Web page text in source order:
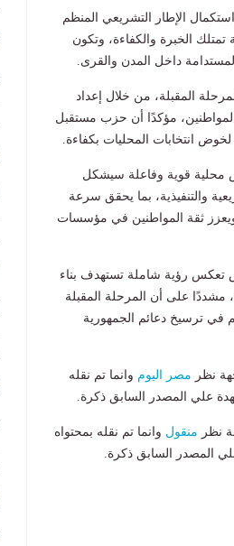
الإطار التشريعي المنظم
تمتلك الخبرة والكفاءة، وتكون
داخل المدن والقرى.
المقبلة، من خلال إعداد
المواطنين، مؤكدًا أن حزب مستقبل
لخوض انتخابات المحليات بكفاءة.
قوية وفاعلة سيشكل
والتنفيذية، بما يحقق سرعة
ويعزز ثقة المواطنين في مؤسسات
تعكس رؤية شاملة تستهدف بناء
مشددًا على أن المرحلة المقبلة
في ترسيخ دعائم الجمهورية
نظر مصر اليوم وانما تم نقله
علي المصدر السابق ذكرة.
نظر منقول وانما تم نقله بمحتواه
المصدر السابق ذكرة.